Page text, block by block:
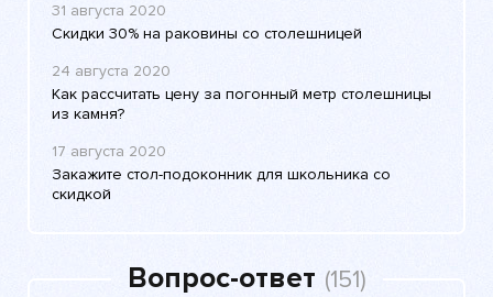
31 августа 2020
Скидки 30% на раковины со столешницей
24 августа 2020
Как рассчитать цену за погонный метр столешницы
из камня?
17 августа 2020
Закажите стол-подоконник для школьника со
скидкой
Вопрос-ответ (151)